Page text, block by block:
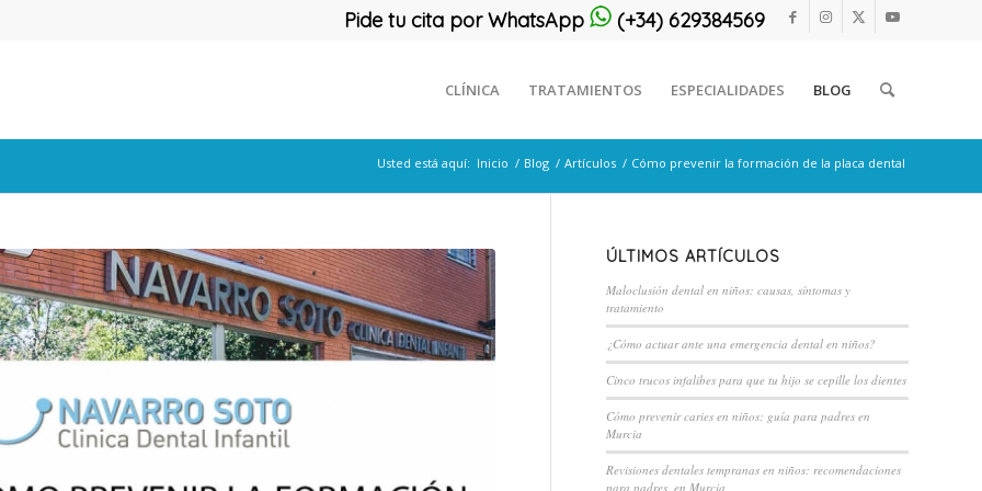
Pide tu cita por WhatsApp (+34) 629384569
CLÍNICA TRATAMIENTOS ESPECIALIDADES BLOG
Usted está aquí: Inicio / Blog / Artículos / Cómo prevenir la formación de la placa dental
ÚLTIMOS ARTÍCULOS
Maloclusión dental en niños: causas, síntomas y
tratamiento
¿Cómo actuar ante una emergencia dental en niños?
Cinco trucos infalibes para que tu hijo se cepille los dientes
Cómo prevenir caries en niños: guía para padres en
Murcia
Revisiones dentales tempranas en niños: recomendaciones
para padres, en Murcia